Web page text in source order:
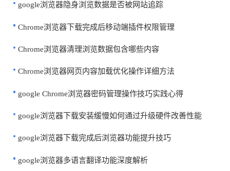
google浏览器隐身浏览数据是否被网站追踪
Chrome浏览器下载完成后移动端插件权限管理
Chrome浏览器清理浏览数据包含哪些内容
Chrome浏览器网页内容加载优化操作详细方法
google Chrome浏览器密码管理操作技巧实践心得
google浏览器下载安装缓慢如何通过升级硬件改善性能
google浏览器下载完成后浏览器功能提升技巧
google浏览器多语言翻译功能深度解析